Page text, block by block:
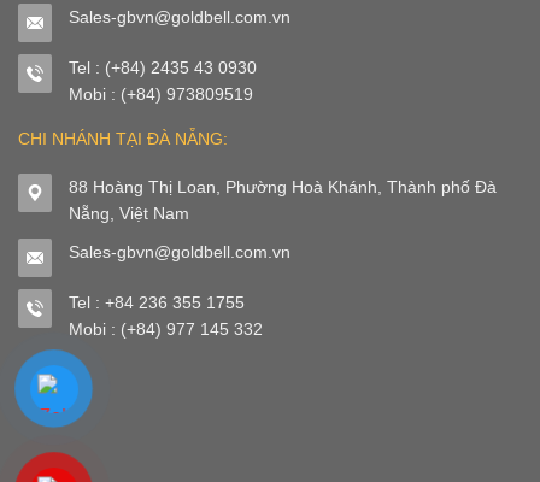
Sales-gbvn@goldbell.com.vn
Tel : (+84) 2435 43 0930
Mobi : (+84) 973809519
CHI NHÁNH TẠI ĐÀ NẴNG:
88 Hoàng Thị Loan, Phường Hoà Khánh, Thành phố Đà
Nẵng, Việt Nam
Sales-gbvn@goldbell.com.vn
Tel : +84 236 355 1755
Mobi : (+84) 977 145 332